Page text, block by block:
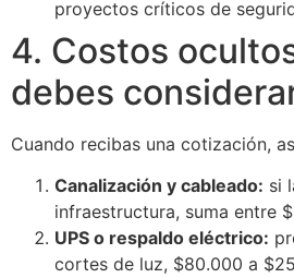
proyectos críticos de
4. Costos
debes
Cuando recibas una cotización,
Canalización y cableado: si
infraestructura, suma entre
UPS o respaldo eléctrico:
cortes de luz, $80.000 a